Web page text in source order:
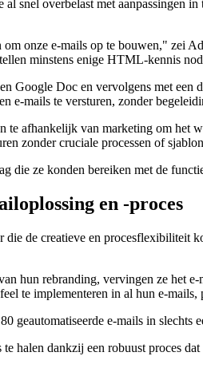
snel overbelast met
onze e-mails op te bouwen,"
minstens enige HTML-kennis
Google Doc en vervolgens met
mails te versturen, zonder
afhankelijk van marketing om
zonder cruciale processen of
die ze konden bereiken met de
en -proces
de creatieve en procesflexibiliteit
hun rebranding, vervingen ze het
te implementeren in al hun e-
e-mails in slechts
dankzij een robuust proces